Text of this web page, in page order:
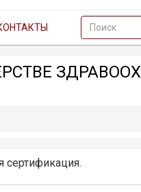
сертификация.